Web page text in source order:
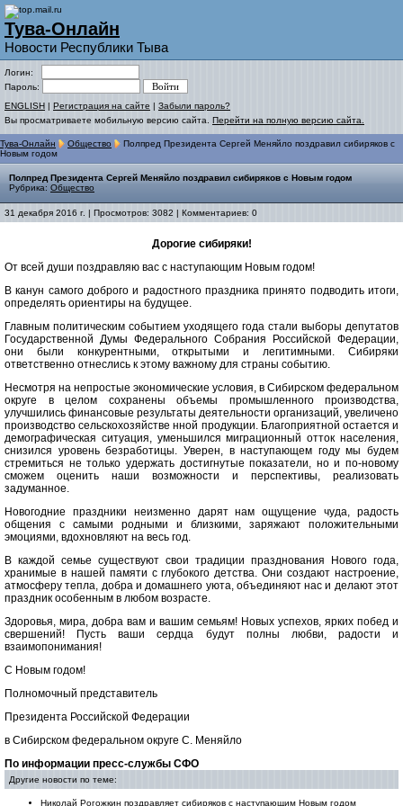
Тува-Онлайн
Новости Республики Тыва
Логин:
Пароль:
ENGLISH | Регистрация на сайте | Забыли пароль?
Вы просматриваете мобильную версию сайта. Перейти на полную версию сайта.
Тува-Онлайн Общество
Полпред Президента Сергей Меняйло поздравил сибиряков с
Новым годом
Полпред Президента Сергей Меняйло поздравил сибиряков с Новым годом
Рубрика: Общество
31 декабря 2016 г. | Просмотров: 3082 | Комментариев: 0
Дорогие сибиряки!
От всей души поздравляю вас с наступающим Новым годом!
В канун самого доброго и радостного праздника принято подводить итоги,
определять ориентиры на будущее.
Главным политическим событием уходящего года стали выборы депутатов
Государственной Думы Федерального Собрания Российской Федерации,
они были конкурентными, открытыми и легитимными. Сибиряки
ответственно отнеслись к этому важному для страны событию.
Несмотря на непростые экономические условия, в Сибирском федеральном
округе в целом сохранены объемы промышленного производства,
улучшились финансовые результаты деятельности организаций, увеличено
производство сельскохозяйственной продукции. Благоприятной остается и
демографическая ситуация, уменьшился миграционный отток населения,
снизился уровень безработицы. Уверен, в наступающем году мы будем
стремиться не только удержать достигнутые показатели, но и по-новому
сможем оценить наши возможности и перспективы, реализовать
задуманное.
Новогодние праздники неизменно дарят нам ощущение чуда, радость
общения с самыми родными и близкими, заряжают положительными
эмоциями, вдохновляют на весь год.
В каждой семье существуют свои традиции празднования Нового года,
хранимые в нашей памяти с глубокого детства. Они создают настроение,
атмосферу тепла, добра и домашнего уюта, объединяют нас и делают этот
праздник особенным в любом возрасте.
Здоровья, мира, добра вам и вашим семьям! Новых успехов, ярких побед и
свершений! Пусть ваши сердца будут полны любви, радости и
взаимопонимания!
С Новым годом!
Полномочный представитель
Президента Российской Федерации
в Сибирском федеральном округе С. Меняйло
По информации пресс-службы СФО
Другие новости по теме:
Николай Рогожкин поздравляет сибиряков с наступающим Новым годом